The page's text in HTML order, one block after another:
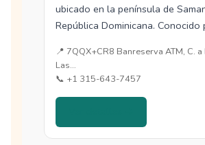
ubicado en la península de
República Dominicana. Conocido
📍 7QQX+CR8 Banreserva ATM, C. a
Las…
📞 +1 315-643-7457